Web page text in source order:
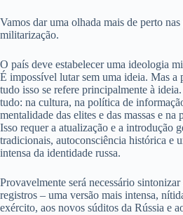
Vamos dar uma olhada mais de perto
militarização.
O país deve estabelecer uma ideologia
É impossível lutar sem uma ideia. Mas a
tudo isso se refere principalmente à
tudo: na cultura, na política de
mentalidade das elites e das massas e
Isso requer a atualização e a introdução
tradicionais, autoconsciência histórica e
intensa da identidade russa.
Provavelmente será necessário
registros – uma versão mais intensa,
exército, aos novos súditos da Rússia e